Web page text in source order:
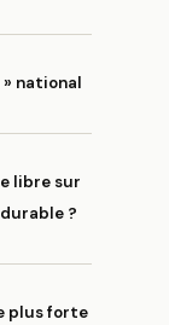
» national
libre sur
?
plus forte